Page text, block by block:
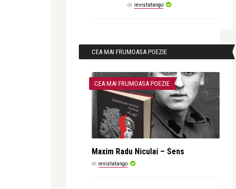
de revistatango
CEA MAI FRUMOASA POEZIE
CEA MAI FRUMOASA POEZIE
Maxim Radu Niculai – Sens
de revistatango